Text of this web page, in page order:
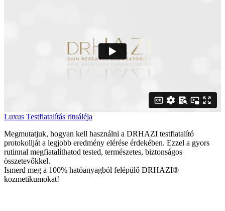
Luxus Testfiatalítás rituáléja
Megmutatjuk, hogyan kell használni a DRHAZI testfiatalító
protokollját a legjobb eredmény elérése érdekében. Ezzel a gyors
rutinnal megfiatalíthatod tested, természetes, biztonságos
összetevőkkel.
Ismerd meg a 100% hatóanyagból felépülő DRHAZI®
kozmetikumokat!